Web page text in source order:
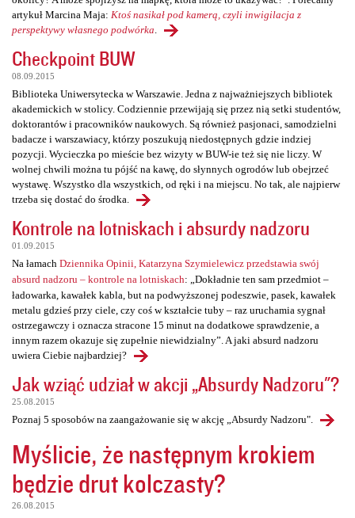
artykuł Marcina Maja: Ktoś nasikał pod kamerą, czyli inwigilacja z
perspektywy własnego podwórka
Checkpoint BUW
08.09.2015
Biblioteka Uniwersytecka w Warszawie. Jedna z najważniejszych bibliotek
akademickich w stolicy. Codziennie przewijają się przez nią setki studentów,
doktorantów i pracowników naukowych. Są również pasjonaci, samodzielni
badacze i warszawiacy, którzy poszukują niedostępnych gdzie indziej
pozycji. Wycieczka po mieście bez wizyty w BUW-ie też się nie liczy. W
wolnej chwili można tu pójść na kawę, do słynnych ogrodów lub obejrzeć
wystawę. Wszystko dla wszystkich, od ręki i na miejscu. No tak, ale najpierw
trzeba się dostać do środka.
Kontrole na lotniskach i absurdy nadzoru
01.09.2015
Na łamach Dziennika Opinii, Katarzyna Szymielewicz przedstawia swój
absurd nadzoru – kontrole na lotniskach: „Dokładnie ten sam przedmiot –
ładowarka, kawałek kabla, but na podwyższonej podeszwie, pasek, kawałek
metalu gdzieś przy ciele, czy coś w kształcie tuby – raz uruchamia sygnał
ostrzegawczy i oznacza stracone 15 minut na dodatkowe sprawdzenie, a
innym razem okazuje się zupełnie niewidzialny”. A jaki absurd nadzoru
uwiera Ciebie najbardziej?
Jak wziąć udział w akcji „Absurdy Nadzoru"?
25.08.2015
Poznaj 5 sposobów na zaangażowanie się w akcję „Absurdy Nadzoru".
Myślicie, że następnym krokiem
będzie drut kolczasty?
26.08.2015